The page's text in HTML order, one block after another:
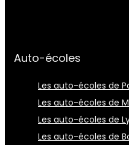
Auto-écoles
Les auto-écoles de
Les auto-écoles de
Les auto-écoles de
Les auto-écoles de